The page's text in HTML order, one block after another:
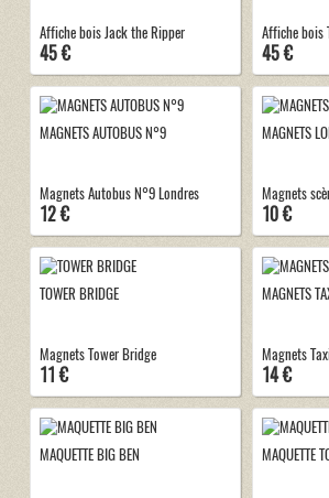
Affiche bois Jack the Ripper
45 €
Affiche bois
45 €
MAGNETS AUTOBUS N°9
Magnets Autobus N°9 Londres
12 €
MAGNETS
Magnets
10 €
TOWER BRIDGE
Magnets Tower Bridge
11 €
MAGNETS
Magnets
14 €
MAQUETTE BIG BEN MAQUETTE